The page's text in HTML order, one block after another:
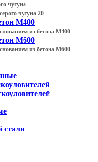
чугуна
чугуна 20
М400
из бетона М400
М600
из бетона М600
стали